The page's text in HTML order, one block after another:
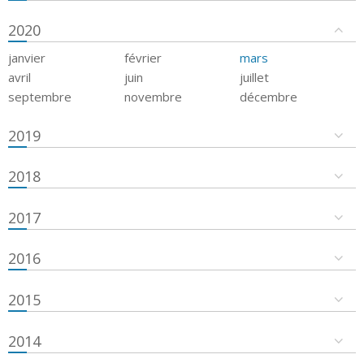
2020
janvier février
mars
avril
juin
juillet
septembre
novembre décembre
2019
2018
2017
2016
2015
2014